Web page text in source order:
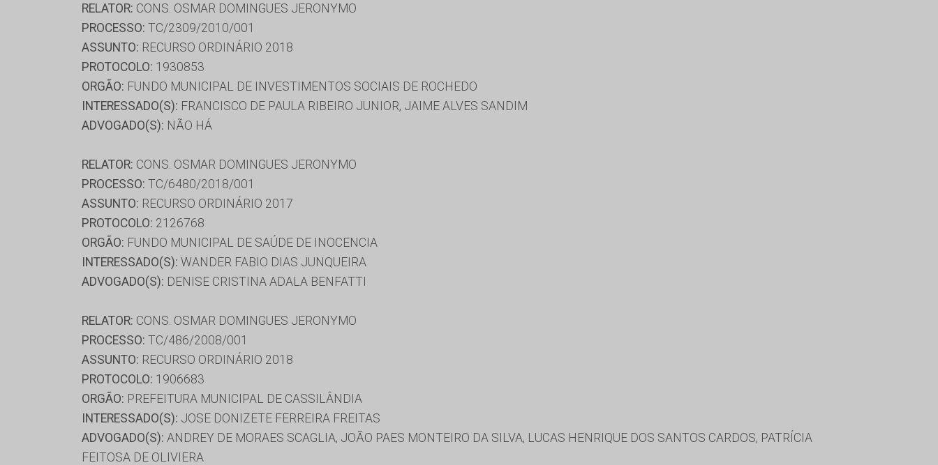
RELATOR: CONS. OSMAR DOMINGUES JERONYMO
PROCESSO: TC/2309/2010/001
ASSUNTO: RECURSO ORDINÁRIO 2018
PROTOCOLO: 1930853
ORGÃO: FUNDO MUNICIPAL DE INVESTIMENTOS SOCIAIS DE ROCHEDO
INTERESSADO(S): FRANCISCO DE PAULA RIBEIRO JUNIOR, JAIME ALVES SANDIM
ADVOGADO(S): NÃO HÁ
RELATOR: CONS. OSMAR DOMINGUES JERONYMO
PROCESSO: TC/6480/2018/001
ASSUNTO: RECURSO ORDINÁRIO 2017
PROTOCOLO: 2126768
ORGÃO: FUNDO MUNICIPAL DE SAÚDE DE INOCENCIA
INTERESSADO(S): WANDER FABIO DIAS JUNQUEIRA
ADVOGADO(S): DENISE CRISTINA ADALA BENFATTI
RELATOR: CONS. OSMAR DOMINGUES JERONYMO
PROCESSO: TC/486/2008/001
ASSUNTO: RECURSO ORDINÁRIO 2018
PROTOCOLO: 1906683
ORGÃO: PREFEITURA MUNICIPAL DE CASSILÂNDIA
INTERESSADO(S): JOSE DONIZETE FERREIRA FREITAS
ADVOGADO(S): ANDREY DE MORAES SCAGLIA, JOÃO PAES MONTEIRO DA SILVA, LUCAS HENRIQUE DOS SANTOS CARDOS, PATRÍCIA
FEITOSA DE OLIVIERA